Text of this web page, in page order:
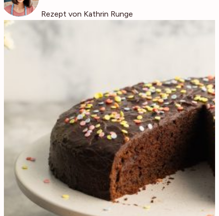
Rezept von Kathrin Runge